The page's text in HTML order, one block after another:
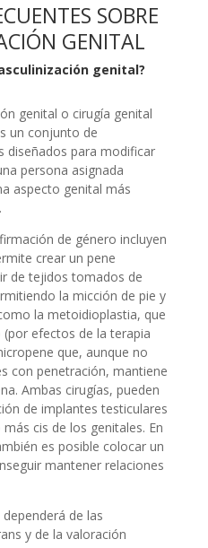
SOBRE
GENITAL
genital?
genital o cirugía genital
un conjunto de
diseñados para modificar
persona asignada
aspecto genital más
de género incluyen
crear un pene
de tejidos tomados de
la micción de pie y
la metoidioplastia, que
efectos de la terapia
que, aunque no
con penetración, mantiene
Ambas cirugías, pueden
de implantes testiculares
cis de los genitales. En
es posible colocar un
mantener relaciones
de las
y de la valoración